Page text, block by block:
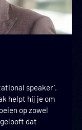
speaker’.
helpt hij je om
op zowel
dat